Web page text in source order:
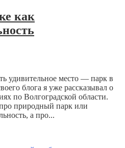
как
удивительное место — парк в
блога я уже рассказывал о
по Волгоградской области.
про природный парк или
а про...